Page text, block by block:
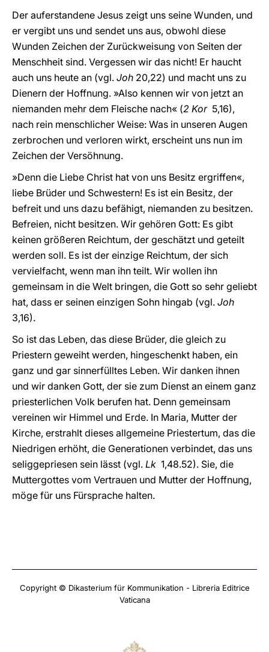
Der auferstandene Jesus zeigt uns seine Wunden, und
er vergibt uns und sendet uns aus, obwohl diese
Wunden Zeichen der Zurückweisung von Seiten der
Menschheit sind. Vergessen wir das nicht! Er haucht
auch uns heute an (vgl. Joh 20,22) und macht uns zu
Dienern der Hoffnung. »Also kennen wir von jetzt an
niemanden mehr dem Fleische nach« (2 Kor5,16),
nach rein menschlicher Weise: Was in unseren Augen
zerbrochen und verloren wirkt, erscheint uns nun im
Zeichen der Versöhnung.
»Denn die Liebe Christ hat von uns Besitz ergriffen«,
liebe Brüder und Schwestern! Es ist ein Besitz, der
befreit und uns dazu befähigt, niemanden zu besitzen.
Befreien, nicht besitzen. Wir gehören Gott: Es gibt
keinen größeren Reichtum, der geschätzt und geteilt
werden soll. Es ist der einzige Reichtum, der sich
vervielfacht, wenn man ihn teilt. Wir wollen ihn
gemeinsam in die Welt bringen, die Gott so sehr geliebt
hat, dass er seinen einzigen Sohn hingab (vgl. Joh
3,16).
So ist das Leben, das diese Brüder, die gleich zu
Priestern geweiht werden, hingeschenkt haben, ein
ganz und gar sinnerfülltes Leben. Wir danken ihnen
und wir danken Gott, der sie zum Dienst an einem ganz
priesterlichen Volk berufen hat. Denn gemeinsam
vereinen wir Himmel und Erde. In Maria, Mutter der
Kirche, erstrahlt dieses allgemeine Priestertum, das die
Niedrigen erhöht, die Generationen verbindet, das uns
seliggepriesen sein lässt (vgl. Lk 1,48.52). Sie, die
Muttergottes vom Vertrauen und Mutter der Hoffnung,
möge für uns Fürsprache halten.
Copyright © Dikasterium für Kommunikation - Libreria Editrice
Vaticana